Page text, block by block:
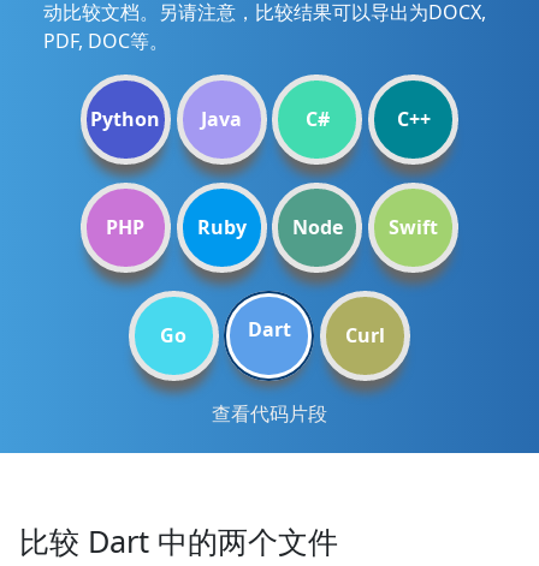
动比较文档。另请注意，比较结果可以导出为DOCX,
PDF, DOC等。
Python Java C# C++
PHP Ruby Node Swift
Go Dart Curl
查看代码片段
比较 Dart 中的两个文件